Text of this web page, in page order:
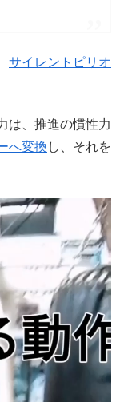
サイレントピリオ
は、推進の慣性力
へ変換 し、それを